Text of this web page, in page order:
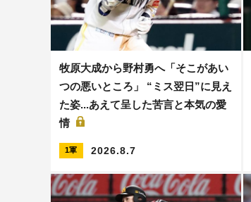
牧原大成から野村勇へ「そこがあい
つの悪いところ」 “ミス翌日”に見え
た姿...あえて呈した苦言と本気の愛
情
1軍 2026.8.7